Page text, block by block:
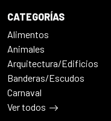
CATEGORÍAS
Alimentos
Animales
Arquitectura/Edificios
Banderas/Escudos
Carnaval
Ver todos